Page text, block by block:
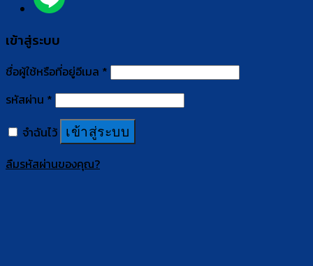
เข้าสู่ระบบ
ชื่อผู้ใช้หรือที่อยู่อีเมล *
รหัสผ่าน *
จำฉันไว้
เข้าสู่ระบบ
ลืมรหัสผ่านของคุณ?